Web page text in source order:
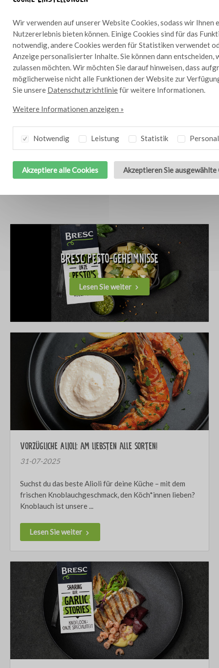
Wir verwenden auf unserer Website Cookies, sodass wir Ihnen
Nutzererlebnis bieten können. Einige Cookies sind für das
notwendig, andere Cookies werden für Statistiken verwendet
Anzeige personalisierter Inhalte. Sie können dann entscheiden,
zulassen möchten. Wir möchten Sie darauf hinweisen, dass
möglicherweise nicht alle Funktionen der Website zur
Sie unsere Datenschutzrichtliniefür weitere Informationen.
Weitere Informationen anzeigen »
Notwendig Leistung Statistik
Akzeptiere alle Cookies Akzeptieren Sie ausgewählte
Lassen Sie sich von Bresculinair
inspirieren
Inspiration anzeigen
BRESC Pesto-Geheimnisse
Lesen Sie weiter
Vorzügliche Alioli: am liebsten alle sorten!
31-07-2025
Suchst du das beste Alioli für deine Küche – mit dem
frischen Knoblauchgeschmack, den Köch*innen lieben?
Knoblauch ist unsere ...
Lesen Sie weiter